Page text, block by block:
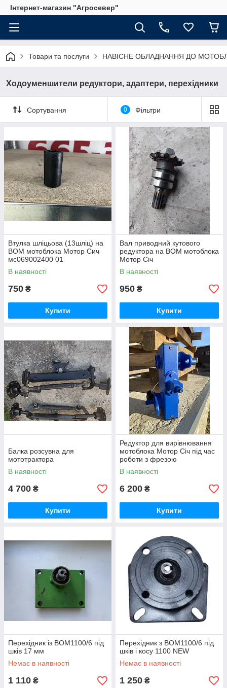
Інтернет-магазин "Агросевер"
Товари та послуги НАВІСНЕ ОБЛАДНАННЯ ДО
Ходоуменшители редуктори, адаптери, перехідники
Сортування 0 Фільтри
Втулка шліцьова (13шліц) на
ВОМ мотоблока Мотор Сич
мс069002400 01
В наявності
750 ₴
Купити
Вал приводний кутового
редуктора на ВОМ мотоблока
Мотор Січ
В наявності
950 ₴
Купити
Балка розсувна для
мототрактора
В наявності
4 700 ₴
Купити
Редуктор для вирівнювання
мотоблока Мотор Січ під час
роботи з фрезою
В наявності
6 200 ₴
Купити
Перехідник із ВОМ1100/6 під
шків 17 мм
Немає в наявності
1 110 ₴
Перехідник з ВОМ1100/6 під
шків і косу 1100 NEW
Немає в наявності
1 250 ₴